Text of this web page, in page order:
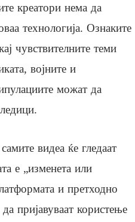
креатори нема да
технологија. Ознаките
чувствителните теми
војните и
можат да
видеа ќе гледаат
е „изменета или
и претходно
пријавуваат користење